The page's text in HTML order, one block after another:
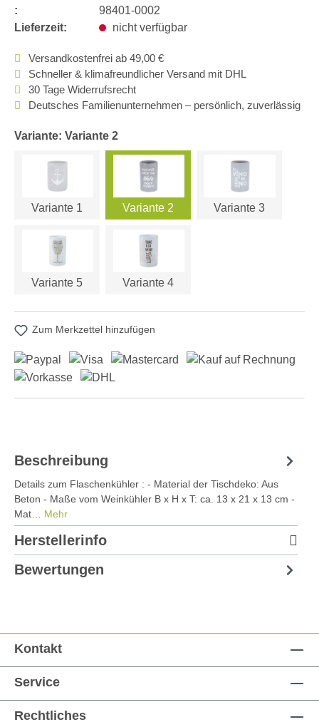
:
98401-0002
Lieferzeit:
nicht verfügbar
Versandkostenfrei ab 49,00 €
Schneller & klimafreundlicher Versand mit DHL
30 Tage Widerrufsrecht
Deutsches Familienunternehmen – persönlich, zuverlässig
Variante: Variante 2
Variante 1 Variante 2 Variante 3
Variante 5 Variante 4
Zum Merkzettel hinzufügen
Beschreibung
Details zum Flaschenkühler : - Material der Tischdeko: Aus
Beton - Maße vom Weinkühler B x H x T: ca. 13 x 21 x 13 cm -
Mat… Mehr
Herstellerinfo
Bewertungen
Kontakt
Service
Rechtliches